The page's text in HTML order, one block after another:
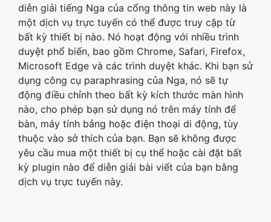
diễn giải tiếng Nga của cổng thông tin web này là
một dịch vụ trực tuyến có thể được truy cập từ
bất kỳ thiết bị nào. Nó hoạt động với nhiều trình
duyệt phổ biến, bao gồm Chrome, Safari, Firefox,
Microsoft Edge và các trình duyệt khác. Khi bạn sử
dụng công cụ paraphrasing của Nga, nó sẽ tự
động điều chỉnh theo bất kỳ kích thước màn hình
nào, cho phép bạn sử dụng nó trên máy tính để
bàn, máy tính bảng hoặc điện thoại di động, tùy
thuộc vào sở thích của bạn. Bạn sẽ không được
yêu cầu mua một thiết bị cụ thể hoặc cài đặt bất
kỳ plugin nào để diễn giải bài viết của bạn bằng
dịch vụ trực tuyến này.